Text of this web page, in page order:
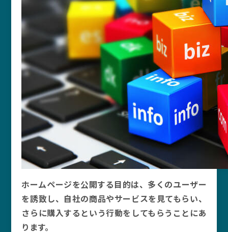
ホームページを公開する目的は、多くのユーザー
を誘致し、自社の商品やサービスを見てもらい、
さらに購入するという行動をしてもらうことにあ
ります。